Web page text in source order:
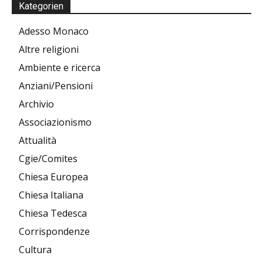
Kategorien
Adesso Monaco
Altre religioni
Ambiente e ricerca
Anziani/Pensioni
Archivio
Associazionismo
Attualità
Cgie/Comites
Chiesa Europea
Chiesa Italiana
Chiesa Tedesca
Corrispondenze
Cultura